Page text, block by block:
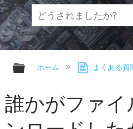
グローバル階層を
ホーム よくある質
誰かがファイ